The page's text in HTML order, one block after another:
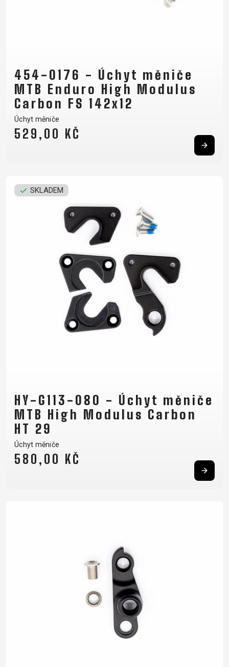
454-0176 - Úchyt měniče
MTB Enduro High Modulus
Carbon FS 142x12
Úchyt měniče
529,00 KČ
SKLADEM
HY-G113-080 - Úchyt měniče
MTB High Modulus Carbon
HT 29
Úchyt měniče
580,00 KČ